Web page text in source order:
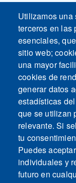
Fuerzas armadas
Utilizamos
terceros en las
esenciales,
sitio web;
una mayor
cookies de
generar datos
estadísticas
que se utilizan
relevante. Si
tu
Puedes
individuales y
futuro en